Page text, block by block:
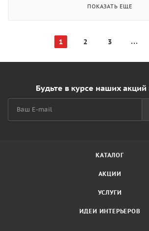
ПОКАЗАТЬ ЕЩЕ
1 2 3
Будьте в курсе наших акций
КАТАЛОГ
АКЦИИ
УСЛУГИ
ИДЕИ ИНТЕРЬЕРОВ